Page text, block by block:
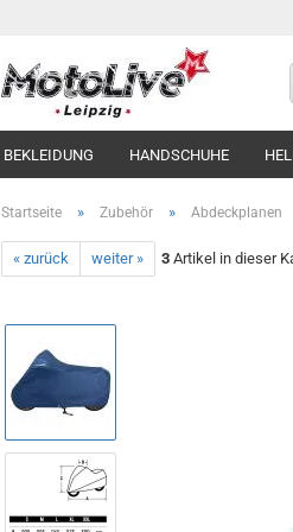
BEKLEIDUNG HANDSCHUHE
Startseite » Zubehör » Abdeckplanen
« zurück weiter » 3 Artikel in dieser